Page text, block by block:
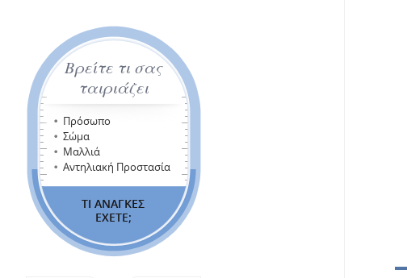
Βρείτε τι σας
ταιριάζει
Πρόσωπο
Σώμα
Μαλλιά
Αντηλιακή Προστασία
ΤΙ ΑΝΑΓΚΕΣ
ΕΧΕΤΕ;